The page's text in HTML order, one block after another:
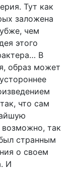
Тут как
заложена
чем
этого
В
образ может
что сам
возможно, так
странным
о своем
И